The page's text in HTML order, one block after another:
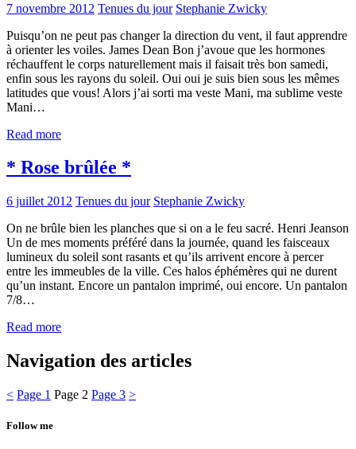
7 novembre 2012 Tenues du jour Stephanie Zwicky
Puisqu’on ne peut pas changer la direction du vent, il faut apprendre
à orienter les voiles. James Dean Bon j’avoue que les hormones
réchauffent le corps naturellement mais il faisait très bon samedi,
enfin sous les rayons du soleil. Oui oui je suis bien sous les mêmes
latitudes que vous! Alors j’ai sorti ma veste Mani, ma sublime veste
Mani…
Read more
* Rose brûlée *
6 juillet 2012 Tenues du jour Stephanie Zwicky
On ne brûle bien les planches que si on a le feu sacré. Henri Jeanson
Un de mes moments préféré dans la journée, quand les faisceaux
lumineux du soleil sont rasants et qu’ils arrivent encore à percer
entre les immeubles de la ville. Ces halos éphémères qui ne durent
qu’un instant. Encore un pantalon imprimé, oui encore. Un pantalon
7/8…
Read more
Navigation des articles
< Page 1 Page 2 Page 3 >
Follow me